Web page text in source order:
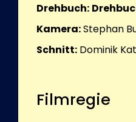
Drehbuch:
Kamera:Stephan
Schnitt: Dominik
Filmregie